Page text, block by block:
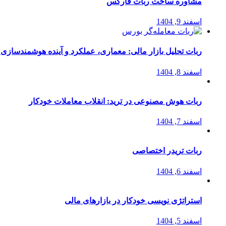
اسفند 9, 1404
ربات تحلیل بازار مالی: معماری، عملکرد و آینده
اسفند 8, 1404
ربات هوش مصنوعی در ترید: انقلاب معاملات خودکار
اسفند 7, 1404
ربات تریدر اختصاصی
اسفند 6, 1404
استراتژی‌ نویسی خودکار در بازارهای مالی
اسفند 5, 1404